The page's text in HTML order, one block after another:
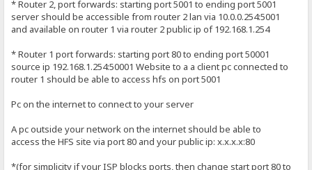
* Router 2, port forwards: starting port 5001 to ending port 5001
server should be accessible from router 2 lan via 10.0.0.254:5001
and available on router 1 via router 2 public ip of 192.168.1.254
* Router 1 port forwards: starting port 80 to ending port 50001
source ip 192.168.1.254:50001 Website to a a client pc connected to
router 1 should be able to access hfs on port 5001
Pc on the internet to connect to your server
A pc outside your network on the internet should be able to
access the HFS site via port 80 and your public ip: x.x.x.x:80
*(for simplicity if your ISP blocks ports, then change start port 80 to